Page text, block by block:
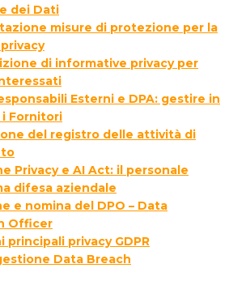
dei Dati
misure di protezione per la
di informative privacy per
Esterni e DPA: gestire in
i Fornitori
del registro delle attività di
Privacy e AI Act: il personale
difesa aziendale
e nomina del DPO – Data
Officer
principali privacy GDPR
Data Breach